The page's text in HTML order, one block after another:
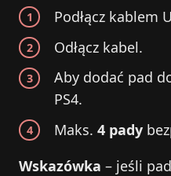
Podłącz kablem
Odłącz kabel.
Aby dodać pad
PS4.
Maks. 4 pady
Wskazówka – jeśli